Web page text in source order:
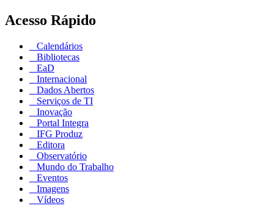
Acesso Rápido
Calendários
Bibliotecas
EaD
Internacional
Dados Abertos
Serviços de TI
Inovação
Portal Integra
IFG Produz
Editora
Observatório
Mundo do Trabalho
Eventos
Imagens
Vídeos